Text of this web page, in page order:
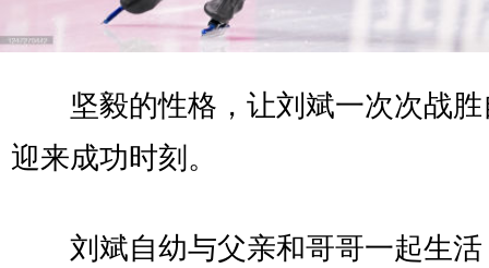
坚毅的性格，让刘斌一次次战胜
迎来成功时刻。
刘斌自幼与父亲和哥哥一起生活